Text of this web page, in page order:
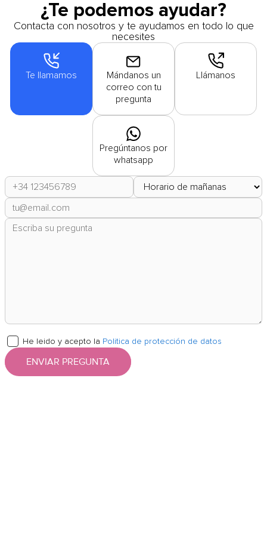
¿Te podemos ayudar?
Contacta con nosotros y te ayudamos en todo lo que
necesites
Te llamamos
Mándanos un
correo con tu
pregunta
Llámanos
Pregúntanos por
whatsapp
He leido y acepto la Politica de protección de datos
ENVIAR PREGUNTA